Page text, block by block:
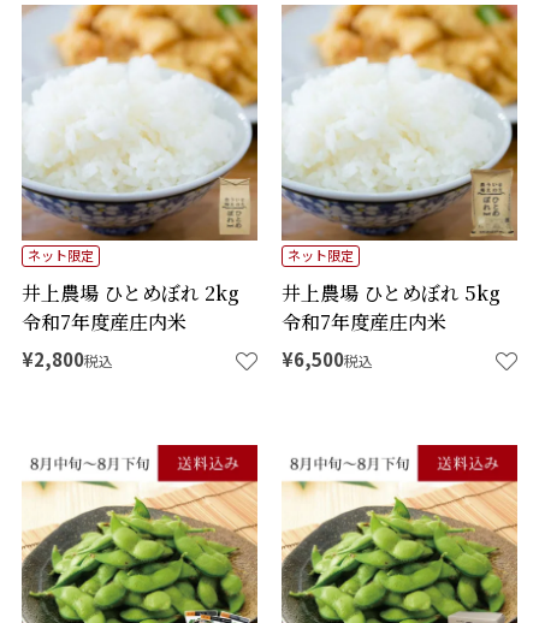
井上農場 ひとめぼれ 2kg
令和7年度産庄内米
ネット限定
¥2,800税込
井上農場 ひとめぼれ 5kg
令和7年度産庄内米
ネット限定
¥6,500税込